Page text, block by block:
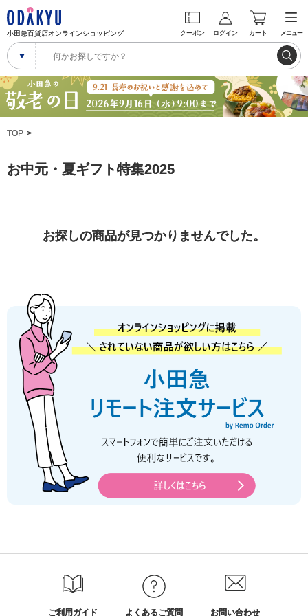
小田急百貨店オンラインショッピング クーポン ログイン カート メニュー
TOP
お中元・夏ギフト特集2025
お探しの商品が見つかりませんでした。
ご利用ガイド よくあるご質問 お問い合わせ